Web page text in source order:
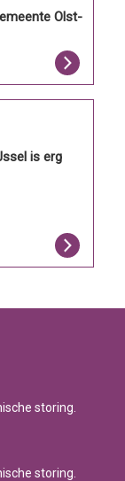
Olst-
is erg
storing.
storing.